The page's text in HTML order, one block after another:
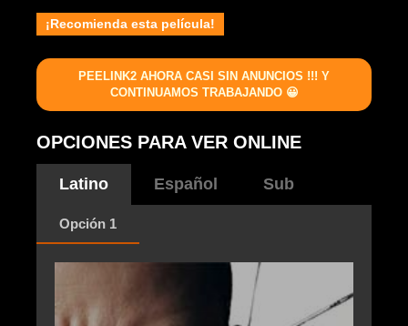
¡Recomienda esta película!
PEELINK2 AHORA CASI SIN ANUNCIOS !!! Y
CONTINUAMOS TRABAJANDO 😀
OPCIONES PARA VER ONLINE
Latino Español Sub
Opción 1